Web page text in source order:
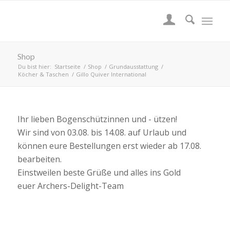
Shop
Du bist hier: Startseite / Shop / Grundausstattung /
Köcher & Taschen / Gillo Quiver International
Ihr lieben Bogenschützinnen und - ützen!
Wir sind von 03.08. bis 14.08. auf Urlaub und
können eure Bestellungen erst wieder ab 17.08.
bearbeiten.
Einstweilen beste Grüße und alles ins Gold
euer Archers-Delight-Team